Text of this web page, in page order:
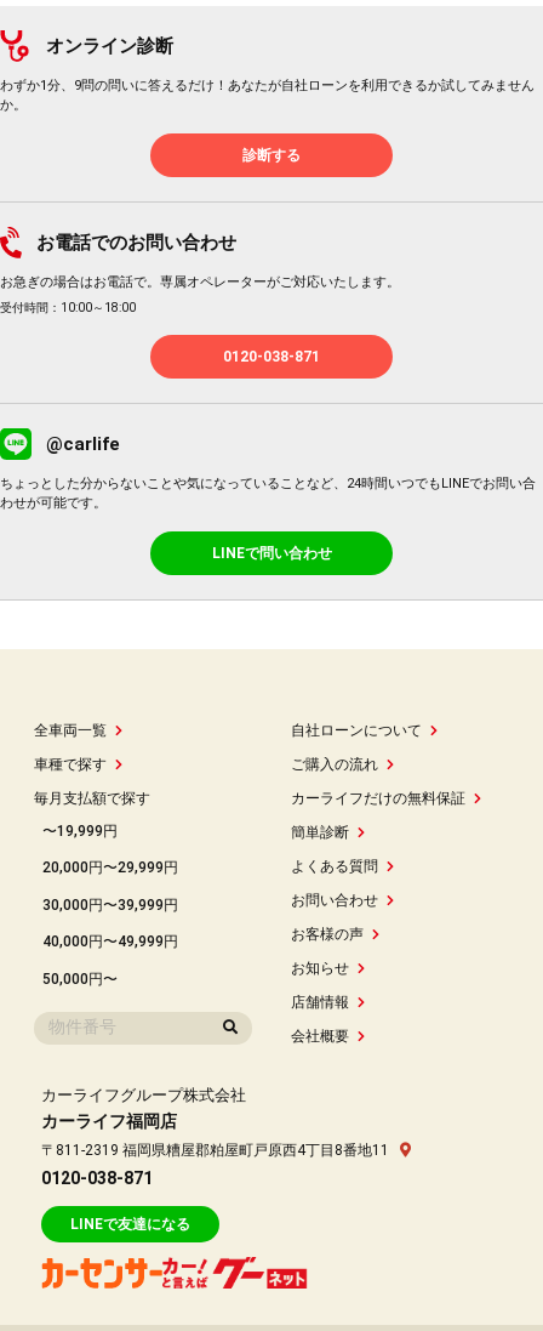
オンライン診断
わずか1分、9問の問いに答えるだけ！あなたが自社ローンを利用できるか試してみません
か。
診断する
お電話でのお問い合わせ
お急ぎの場合はお電話で。専属オペレーターがご対応いたします。
受付時間：10:00～18:00
0120-038-871
@carlife
ちょっとした分からないことや気になっていることなど、24時間いつでもLINEでお問い合
わせが可能です。
LINEで問い合わせ
全車両一覧
車種で探す
毎月支払額で探す
〜19,999円
20,000円〜29,999円
30,000円〜39,999円
40,000円〜49,999円
50,000円〜
自社ローンについて
ご購入の流れ
カーライフだけの無料保証
簡単診断
よくある質問
お問い合わせ
お客様の声
お知らせ
店舗情報
会社概要
カーライフグループ株式会社
カーライフ福岡店
〒811-2319 福岡県糟屋郡粕屋町戸原西4丁目8番地11
0120-038-871
LINEで友達になる